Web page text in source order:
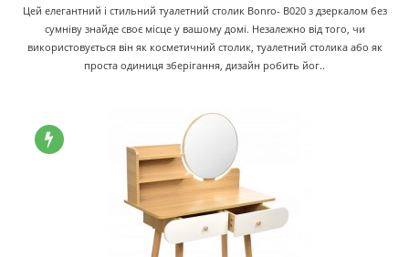
Цей елегантний і стильний туалетний столик Bonro- B020 з дзеркалом без
сумніву знайде своє місце у вашому домі. Незалежно від того, чи
використовується він як косметичний столик, туалетний столика або як
проста одиниця зберігання, дизайн робить йог..